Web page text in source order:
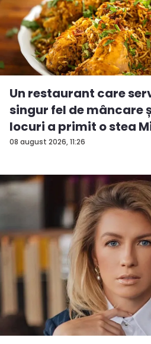
08 august 2026, 11:26
Un restaurant care
singur fel de mâncare
locuri a primit o stea